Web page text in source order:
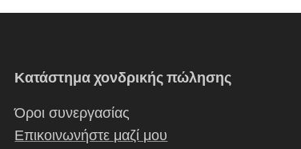
Κατάστημα χονδρικής πώλησης
Όροι συνεργασίας
Επικοινωνήστε μαζί μου